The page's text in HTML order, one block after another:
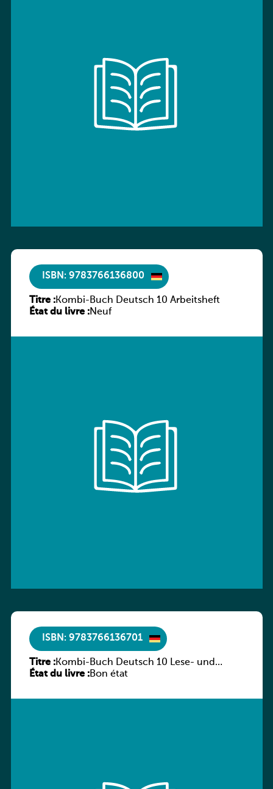
ISBN: 9783766136800
Titre :Kombi-Buch Deutsch 10 Arbeitsheft
État du livre :Neuf
ISBN: 9783766136701
Titre :Kombi-Buch Deutsch 10 Lese- und
Sprachbuch
État du livre :Bon état